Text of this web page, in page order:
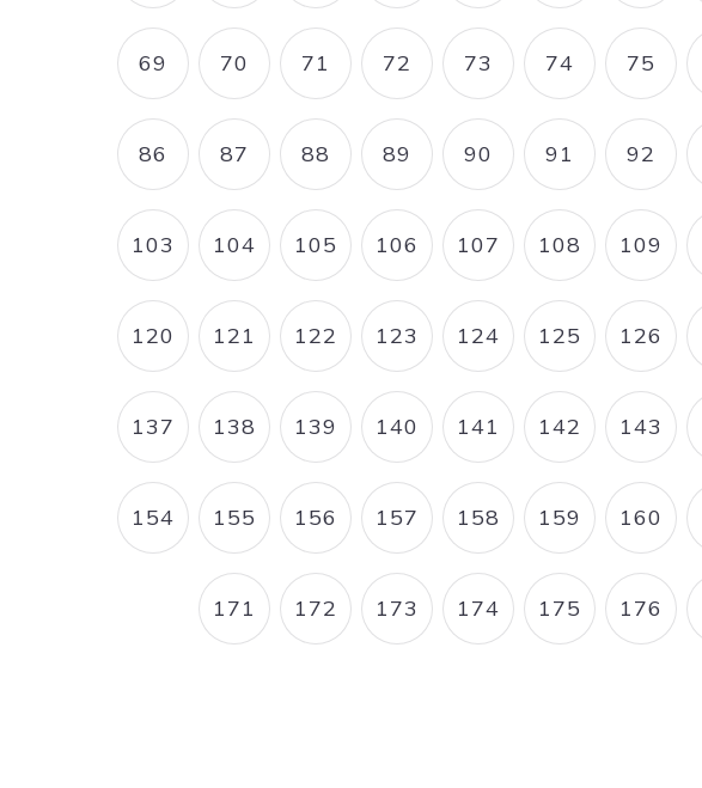
PAGE
69 PAGE
70 PAGE
71 PAGE
72 PAGE
73 PAGE
74 PAGE
75
PAGE
86 PAGE
87 PAGE
88 PAGE
89 PAGE
90 PAGE
91 PAGE
92
PAGE
103 PAGE
104 PAGE
105 PAGE
106 PAGE
107 PAGE
108 PAGE
109
PAGE
120 PAGE
121 PAGE
122 PAGE
123 PAGE
124 PAGE
125 PAGE
126
PAGE
137 PAGE
138 PAGE
139 PAGE
140 PAGE
141 PAGE
142 PAGE
143
PAGE
154 PAGE
155 PAGE
156 PAGE
157 PAGE
158 PAGE
159 PAGE
160
PAGE
171 PAGE
172 PAGE
173 PAGE
174 PAGE
175 PAGE
176